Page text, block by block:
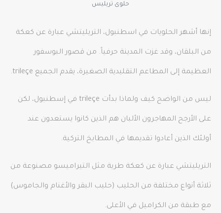
حلوى تريليس
إنها أشهر الحلويات في اسطنبول، التريليتشي عبارة عن كعكة
من البلقان، وقد غزت المدينة حرفياً. من قصور البوسفور
العظيمة إلى المطاعم التقليدية الصغيرة، يقدم الجميع trileçe.
ليس من الواضح كيف ولماذا بدأت trileçe في إسطنبول، لكن
على الأرجح المهاجرون الألبان هم الذين كانوا يستعدون عند
أولئك الذين أعادوا تقديمها في المطابخ التركية.
التريليتشي عبارة عن كعكة طرية مثل التيراميسو مصنوعة من
ثلاثة أنواع مختلفة من الحليب (حليب البقر والأغنام والجاموس)
مع طبقة من الكراميل في الأعلى.